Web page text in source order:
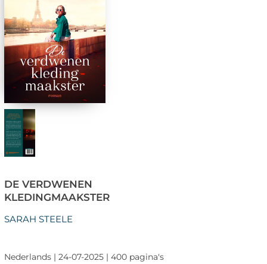
DE VERDWENEN
KLEDINGMAAKSTER
SARAH STEELE
Nederlands | 24-07-2025 | 400 pagina's